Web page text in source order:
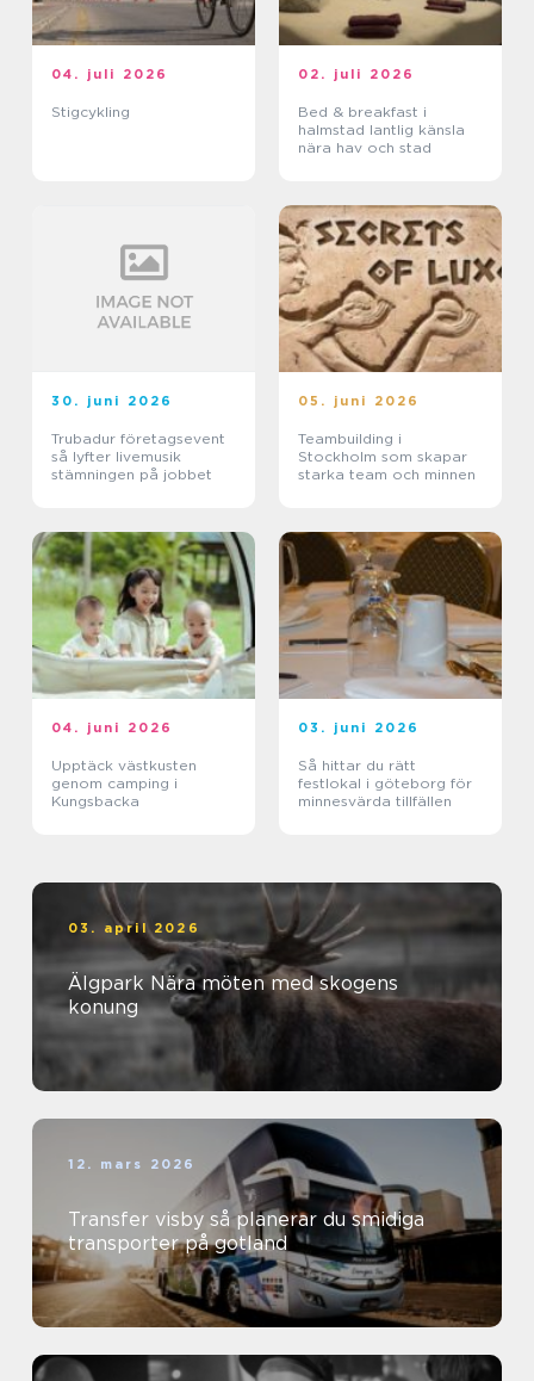
04. juli 2026
Stigcykling
02. juli 2026
Bed & breakfast i
halmstad lantlig känsla
nära hav och stad
30. juni 2026
Trubadur företagsevent
så lyfter livemusik
stämningen på jobbet
05. juni 2026
Teambuilding i
Stockholm som skapar
starka team och minnen
04. juni 2026
Upptäck västkusten
genom camping i
Kungsbacka
03. juni 2026
Så hittar du rätt
festlokal i göteborg för
minnesvärda tillfällen
03. april 2026
Älgpark Nära möten med skogens
konung
12. mars 2026
Transfer visby så planerar du smidiga
transporter på gotland